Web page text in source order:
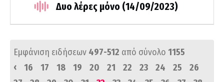
Δυο λέρες μόνο (14/09/2023)
Εμφάνιση ειδήσεων 497-512 από σύνολο 1155
‹
16 17 18 19 20 21 22 23 24 25
26